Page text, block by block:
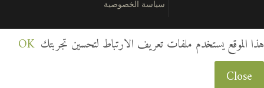
سياسة الخصوصية
هذا الموقع يستخدم ملفات تعريف الارتباط لتحسين تجربتك OK
Close